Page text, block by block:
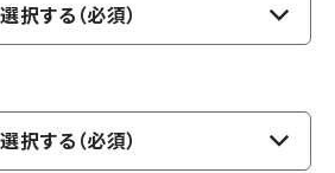
選択する（必須）
選択する（必須）